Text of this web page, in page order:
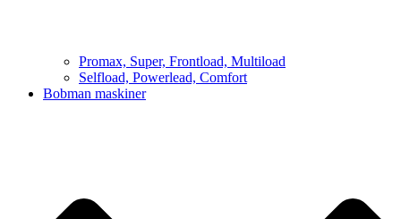
Promax, Super, Frontload, Multiload
Selfload, Powerlead, Comfort
Bobman maskiner